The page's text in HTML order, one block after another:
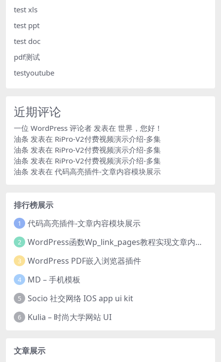
test xls
test ppt
test doc
pdf测试
testyoutube
近期评论
一位 WordPress 评论者 发表在 世界，您好！
油条 发表在 RiPro-V2付费视频演示介绍-多集
油条 发表在 RiPro-V2付费视频演示介绍-多集
油条 发表在 RiPro-V2付费视频演示介绍-多集
油条 发表在 代码高亮插件-文章内容模块展示
排行榜展示
1 代码高亮插件-文章内容模块展示
2 WordPress函数Wp_link_pages教程实现文章内容分页
3 WordPress PDF嵌入浏览器插件
4 MD – 手机模板
5 Socio 社交网络 IOS app ui kit
6 Kulia – 时尚大学网站 UI
文章展示